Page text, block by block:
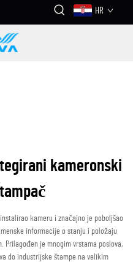
HR
kameronski
kameru i značajno je poboljšao
informacije o stanju i položaju
Prilagođen je mnogim vrstama poslova,
do industrijske štampe na velikim